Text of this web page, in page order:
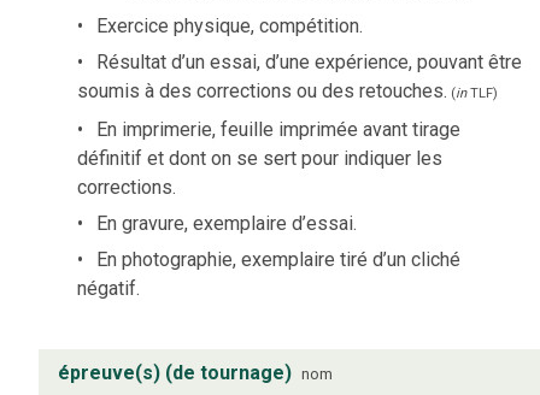
Exercice physique, compétition.
Résultat d’un essai, d’une expérience, pouvant être
soumis à des corrections ou des retouches. (inTLF)
En imprimerie, feuille imprimée avant tirage
définitif et dont on se sert pour indiquer les
corrections.
En gravure, exemplaire d’essai.
En photographie, exemplaire tiré d’un cliché
négatif.
épreuve(s) (de tournage) nom